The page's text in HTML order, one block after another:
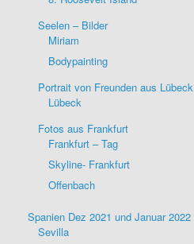
Seelen – Bilder
Miriam
Bodypainting
Portrait von Freunden aus Lübeck
Lübeck
Fotos aus Frankfurt
Frankfurt – Tag
Skyline- Frankfurt
Offenbach
Spanien Dez 2021 und Januar 2022
Sevilla